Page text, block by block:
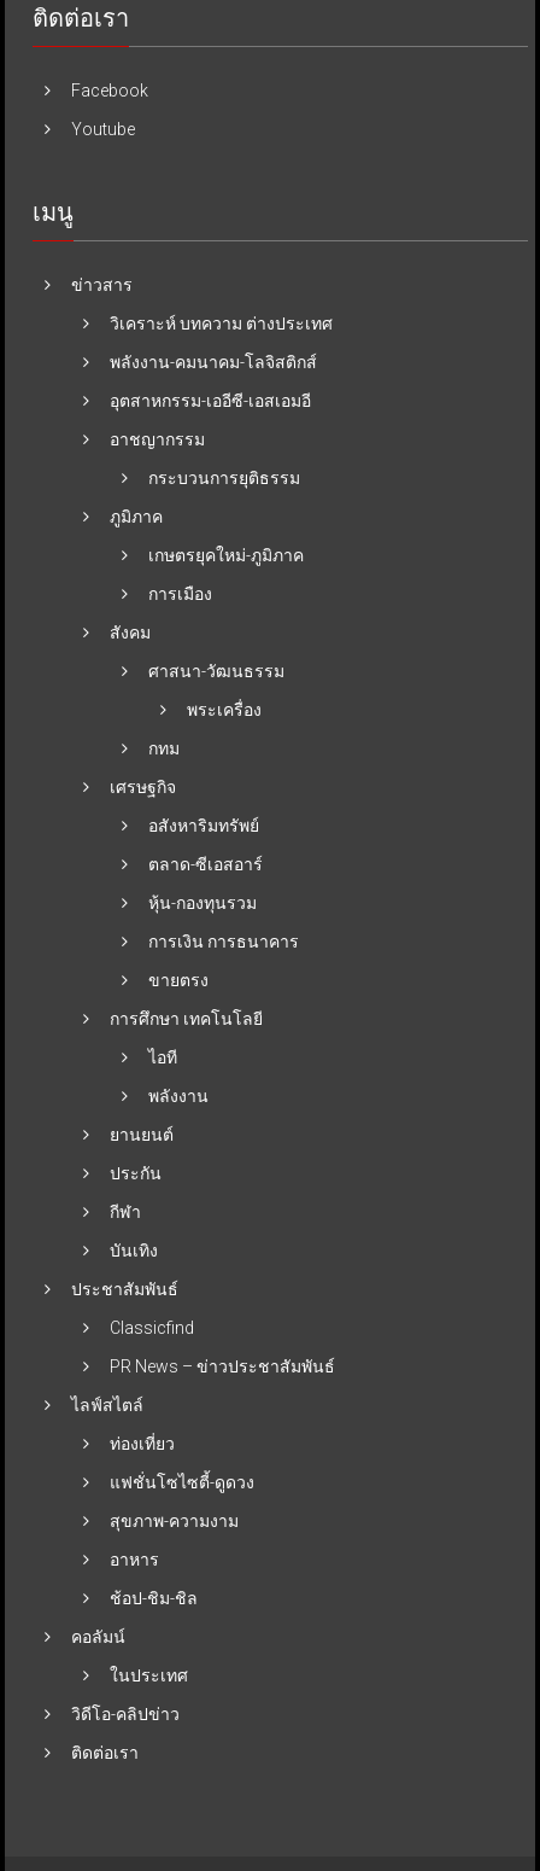
ติดต่อเรา
Facebook
Youtube
เมนู
ข่าวสาร
วิเคราะห์ บทความ ต่างประเทศ
พลังงาน-คมนาคม-โลจิสติกส์
อุตสาหกรรม-เออีซี-เอสเอมอี
อาชญากรรม
กระบวนการยุติธรรม
ภูมิภาค
เกษตรยุคใหม่-ภูมิภาค
การเมือง
สังคม
ศาสนา-วัฒนธรรม
พระเครื่อง
กทม
เศรษฐกิจ
อสังหาริมทรัพย์
ตลาด-ซีเอสอาร์
หุ้น-กองทุนรวม
การเงิน การธนาคาร
ขายตรง
การศึกษา เทคโนโลยี
ไอที
พลังงาน
ยานยนต์
ประกัน
กีฬา
บันเทิง
ประชาสัมพันธ์
Classicfind
PR News – ข่าวประชาสัมพันธ์
ไลฟ์สไตล์
ท่องเที่ยว
แฟชั่นโซไซตี้-ดูดวง
สุขภาพ-ความงาม
อาหาร
ช้อป-ชิม-ชิล
คอลัมน์
ในประเทศ
วิดีโอ-คลิปข่าว
ติดต่อเรา